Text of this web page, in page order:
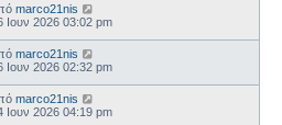
marco21nis
Ιουν 2026 03:02 pm
marco21nis
Ιουν 2026 02:32 pm
marco21nis
Ιουν 2026 04:19 pm